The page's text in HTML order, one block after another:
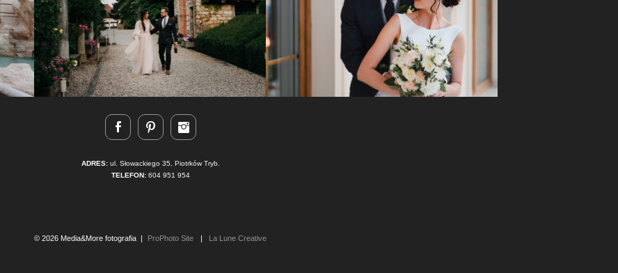
ADRES:ul. Słowackiego 35, Piotrków Tryb.
TELEFON:604 951 954
© 2026 Media&More fotografia ProPhoto Site La Lune Creative